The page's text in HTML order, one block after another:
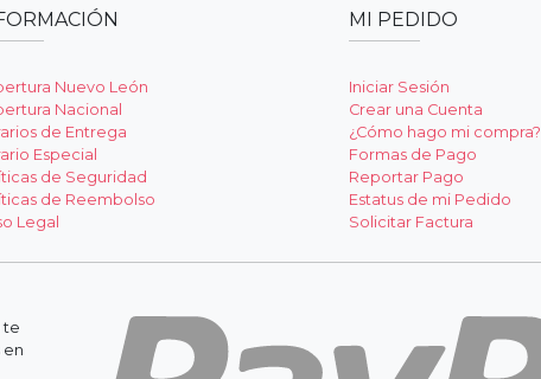
Nuevo León
Nacional
de Entrega
Especial
de Seguridad
de Reembolso
Legal
MI PEDIDO
Iniciar Sesión
Crear una Cuenta
¿Cómo hago mi compra?
Formas de Pago
Reportar Pago
Estatus de mi Pedido
Solicitar Factura
te
en